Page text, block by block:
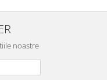
noastre